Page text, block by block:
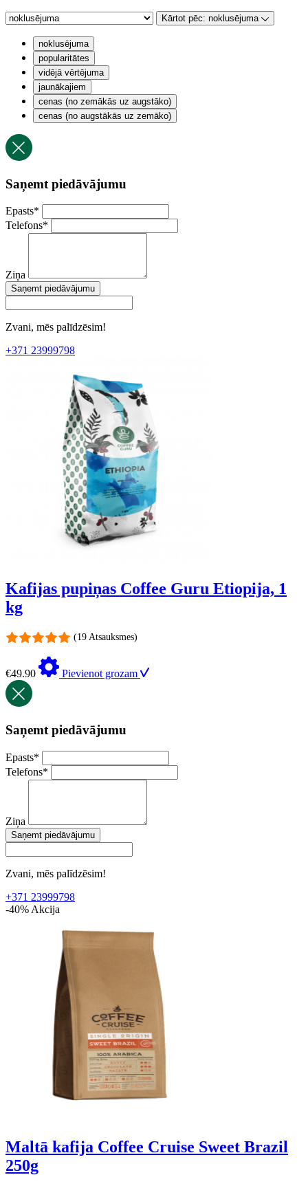
Kārtot pēc: noklusējuma
noklusējuma
popularitātes
vidējā vērtējuma
jaunākajiem
cenas (no zemākās uz augstāko)
cenas (no augstākās uz zemāko)
Saņemt piedāvājumu
Epasts*
Telefons*
Ziņa
Saņemt piedāvājumu
Zvani, mēs palīdzēsim!
+371 23999798
Kafijas pupiņas Coffee Guru Etiopija, 1
kg
(19 Atsauksmes)
€49.90 Pievienot grozam
Saņemt piedāvājumu
Epasts*
Telefons*
Ziņa
Saņemt piedāvājumu
Zvani, mēs palīdzēsim!
+371 23999798
-40% Akcija
Maltā kafija Coffee Cruise Sweet Brazil
250g